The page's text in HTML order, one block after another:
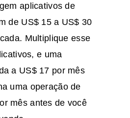
aplicativos de
de US$ 15 a US$ 30
Multiplique esse
e uma
a US$ 17 por mês
uma operação de
mês antes de você